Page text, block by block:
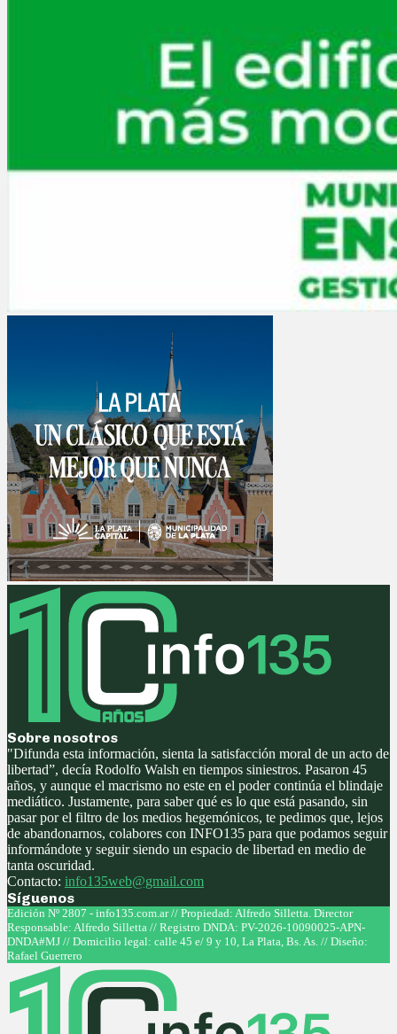
Sobre nosotros
"Difunda esta información, sienta la satisfacción moral de un acto de
libertad”, decía Rodolfo Walsh en tiempos siniestros. Pasaron 45
años, y aunque el macrismo no este en el poder continúa el blindaje
mediático. Justamente, para saber qué es lo que está pasando, sin
pasar por el filtro de los medios hegemónicos, te pedimos que, lejos
de abandonarnos, colabores con INFO135 para que podamos seguir
informándote y seguir siendo un espacio de libertad en medio de
tanta oscuridad.
Contacto: info135web@gmail.com
Síguenos
Facebook
Twitter
Instagram
Youtube
Edición Nº 2807 - info135.com.ar // Propiedad: Alfredo Silletta. Director
Responsable: Alfredo Silletta // Registro DNDA: PV-2026-10090025-APN-
DNDA#MJ // Domicilio legal: calle 45 e/ 9 y 10, La Plata, Bs. As. // Diseño:
Rafael Guerrero